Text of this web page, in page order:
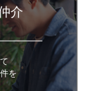
介
を